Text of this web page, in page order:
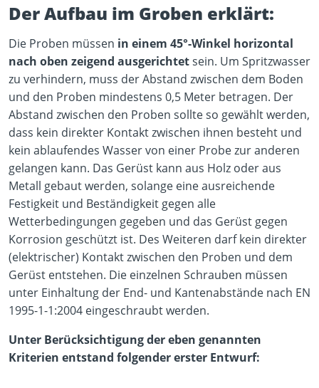
Der Aufbau im Groben erklärt:
Die Proben müssen in einem 45°-Winkel horizontal
nach oben zeigend ausgerichtetsein. Um Spritzwasser
zu verhindern, muss der Abstand zwischen dem Boden
und den Proben mindestens 0,5 Meter betragen. Der
Abstand zwischen den Proben sollte so gewählt werden,
dass kein direkter Kontakt zwischen ihnen besteht und
kein ablaufendes Wasser von einer Probe zur anderen
gelangen kann. Das Gerüst kann aus Holz oder aus
Metall gebaut werden, solange eine ausreichende
Festigkeit und Beständigkeit gegen alle
Wetterbedingungen gegeben und das Gerüst gegen
Korrosion geschützt ist. Des Weiteren darf kein direkter
(elektrischer) Kontakt zwischen den Proben und dem
Gerüst entstehen. Die einzelnen Schrauben müssen
unter Einhaltung der End- und Kantenabstände nach EN
1995-1-1:2004 eingeschraubt werden.
Unter Berücksichtigung der eben genannten
Kriterien entstand folgender erster Entwurf: